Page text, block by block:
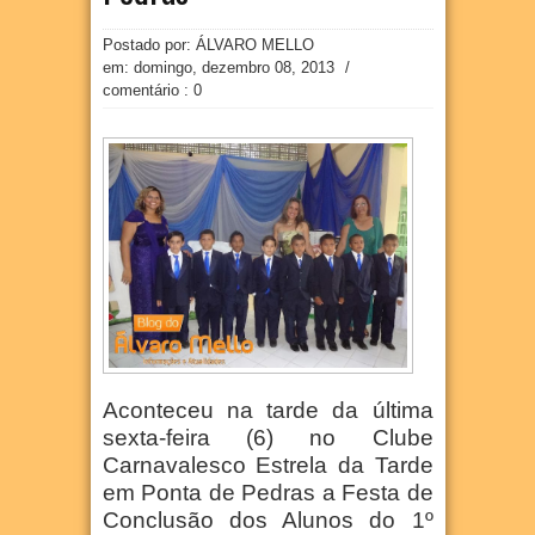
Postado por: ÁLVARO MELLO
em: domingo, dezembro 08, 2013
/
comentário : 0
Aconteceu na tarde da última
sexta-feira (6) no Clube
Carnavalesco Estrela da Tarde
em Ponta de Pedras a Festa de
Conclusão dos Alunos do 1º